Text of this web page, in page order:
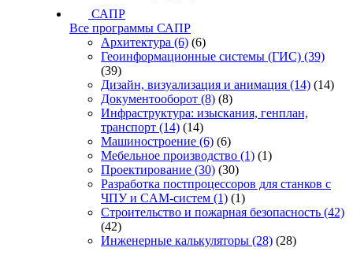
САПР
Все программы САПР
Архитектура (6) (6)
Геоинформационные системы (ГИС) (39)
(39)
Дизайн, визуализация и анимация (14) (14)
Документооборот (8) (8)
Инфраструктура: изыскания, генплан,
транспорт (14) (14)
Машиностроение (6) (6)
Мебельное производство (1) (1)
Проектирование (30) (30)
Разработка постпроцессоров для станков с
ЧПУ и CAM-систем (1) (1)
Строительство и пожарная безопасность (42)
(42)
Инженерные калькуляторы (28) (28)